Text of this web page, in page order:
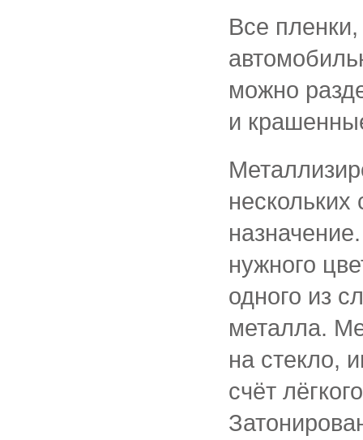
Все
можно
и
нужного
одного из
металла.
на стекло,
счёт